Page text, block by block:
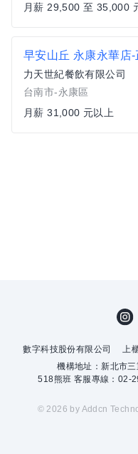
月薪 29,500 至 35,000
早安山丘 永康永華店-
力天世紀餐飲有限公司
台南市-永康區
月薪 31,000 元以上
數字科技股份有限公司 上
機構地址：新北市
518熊班 客服專線：02-
© 2026 by Addcn